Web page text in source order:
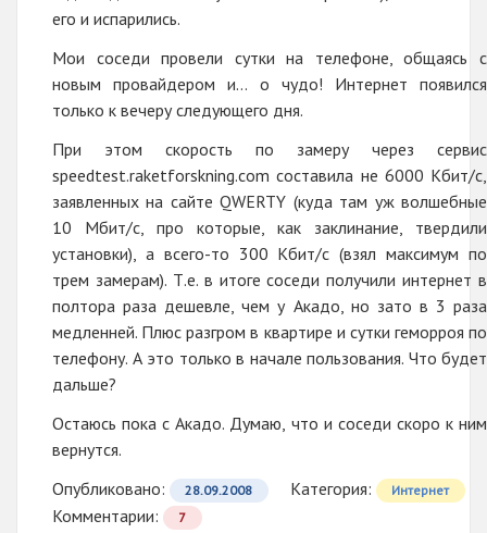
его и испарились.
Мои соседи провели сутки на телефоне, общаясь с
новым провайдером и… о чудо! Интернет появился
только к вечеру следующего дня.
При этом скорость по замеру через сервис
speedtest.raketforskning.com составила не 6000 Кбит/с,
заявленных на сайте QWERTY (куда там уж волшебные
10 Мбит/c, про которые, как заклинание, твердили
установки), а всего-то 300 Кбит/c (взял максимум по
трем замерам). Т.е. в итоге соседи получили интернет в
полтора раза дешевле, чем у Акадо, но зато в 3 раза
медленней. Плюс разгром в квартире и сутки геморроя по
телефону. А это только в начале пользования. Что будет
дальше?
Остаюсь пока с Акадо. Думаю, что и соседи скоро к ним
вернутся.
Опубликовано:
28.09.2008 Категория: Интернет
Комментарии: 7